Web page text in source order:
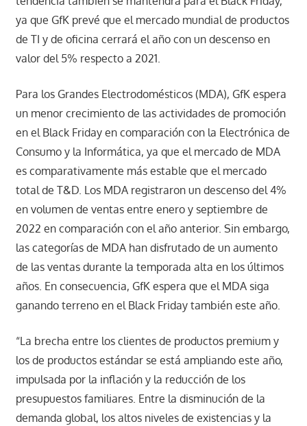
ya que GfK prevé que el mercado mundial de productos
de TI y de oficina cerrará el año con un descenso en
valor del 5% respecto a 2021.
Para los Grandes Electrodomésticos (MDA), GfK espera
un menor crecimiento de las actividades de promoción
en el Black Friday en comparación con la Electrónica de
Consumo y la Informática, ya que el mercado de MDA
es comparativamente más estable que el mercado
total de T&D. Los MDA registraron un descenso del 4%
en volumen de ventas entre enero y septiembre de
2022 en comparación con el año anterior. Sin embargo,
las categorías de MDA han disfrutado de un aumento
de las ventas durante la temporada alta en los últimos
años. En consecuencia, GfK espera que el MDA siga
ganando terreno en el Black Friday también este año.
“La brecha entre los clientes de productos premium y
los de productos estándar se está ampliando este año,
impulsada por la inflación y la reducción de los
presupuestos familiares. Entre la disminución de la
demanda global, los altos niveles de existencias y la